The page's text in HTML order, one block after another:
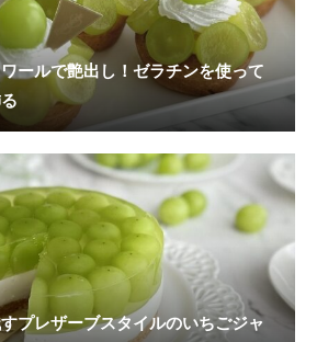
ールで艶出し！ゼラチンを使って
プレザーブスタイルのいちごジャ